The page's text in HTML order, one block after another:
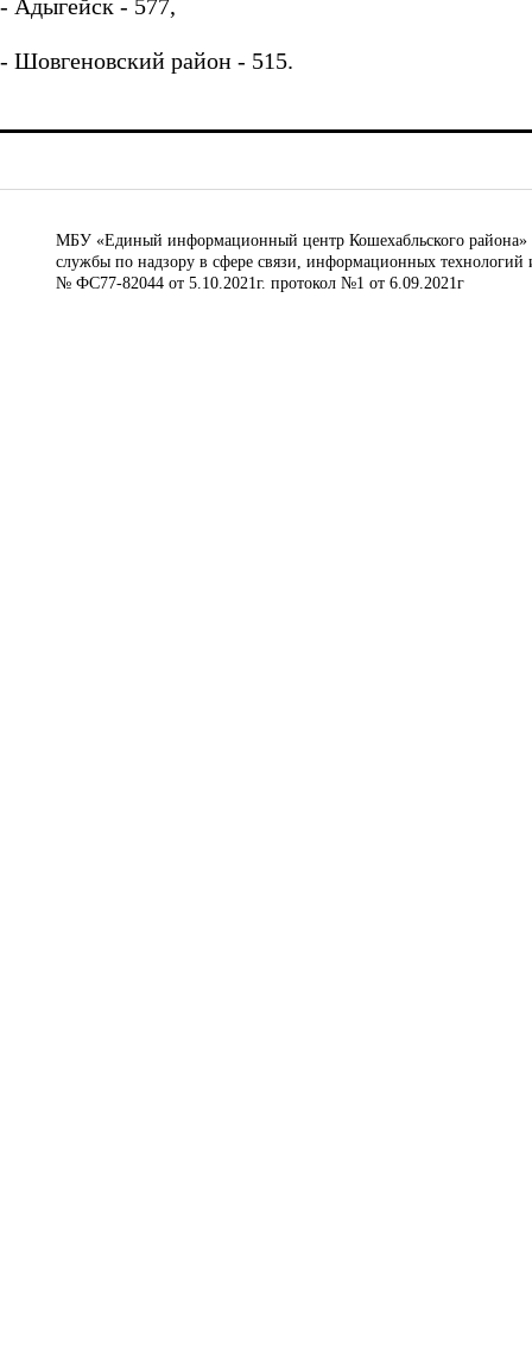
- Адыгейск - 577,
- Шовгеновский район - 515.
МБУ «Единый информационный центр Кошехабльского района»
службы по надзору в сфере связи, информационных
№ ФС77-82044 от 5.10.2021г. протокол №1 от 6.09.2021г